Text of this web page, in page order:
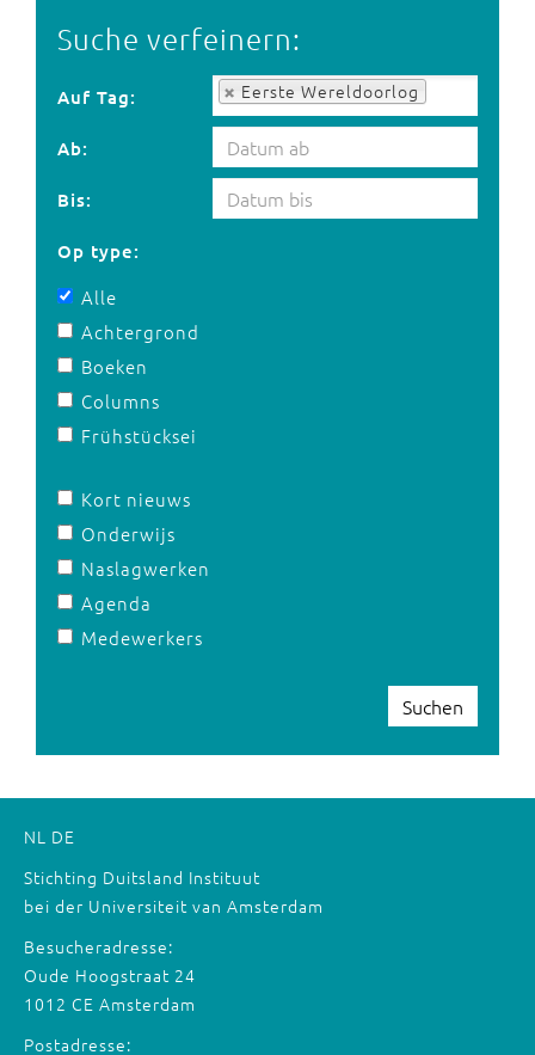
Suche verfeinern:
Auf Tag: Eerste Wereldoorlog
Auf Tag:
Ab:
Bis:
Op type:
Alle
Achtergrond
Boeken
Columns
Frühstücksei
Kort nieuws
Onderwijs
Naslagwerken
Agenda
Medewerkers
Suchen
NL DE
Stichting Duitsland Instituut
bei der Universiteit van Amsterdam
Besucheradresse:
Oude Hoogstraat 24
1012 CE Amsterdam
Postadresse: